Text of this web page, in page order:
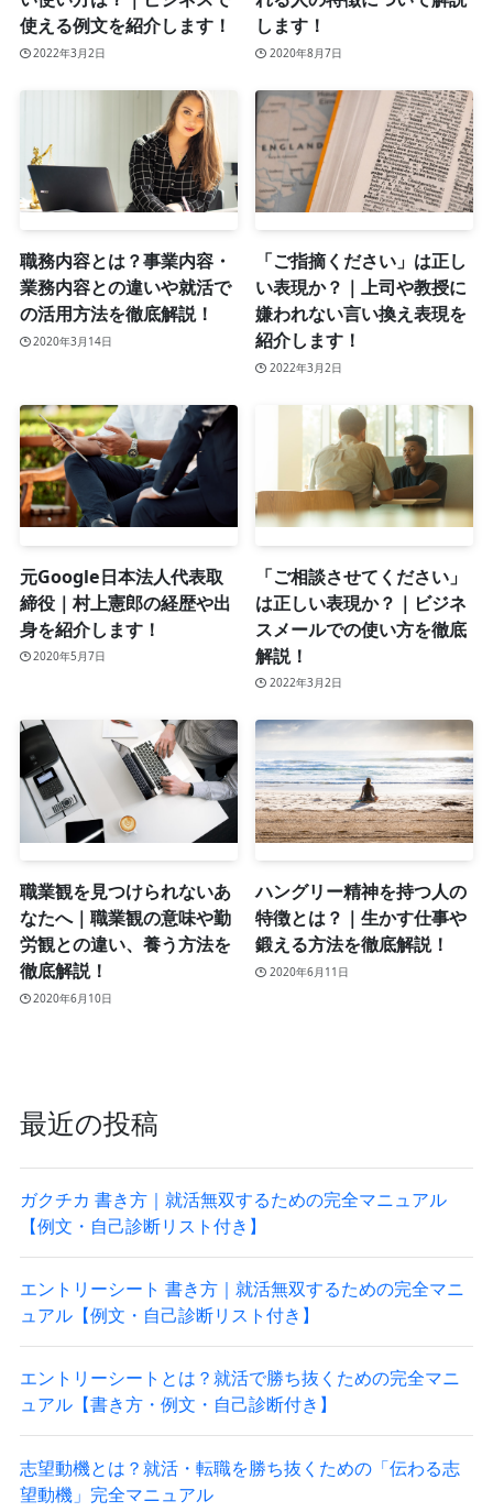
使える例文を紹介します！
2022年3月2日
します！
2020年8月7日
職務内容とは？事業内容・
業務内容との違いや就活で
の活用方法を徹底解説！
2020年3月14日
「ご指摘ください」は正し
い表現か？｜上司や教授に
嫌われない言い換え表現を
紹介します！
2022年3月2日
元Google日本法人代表取
締役｜村上憲郎の経歴や出
身を紹介します！
2020年5月7日
「ご相談させてください」
は正しい表現か？｜ビジネ
スメールでの使い方を徹底
解説！
2022年3月2日
職業観を見つけられないあ
なたへ｜職業観の意味や勤
労観との違い、養う方法を
徹底解説！
2020年6月10日
ハングリー精神を持つ人の
特徴とは？｜生かす仕事や
鍛える方法を徹底解説！
2020年6月11日
最近の投稿
ガクチカ 書き方｜就活無双するための完全マニュアル
【例文・自己診断リスト付き】
エントリーシート 書き方｜就活無双するための完全マニ
ュアル【例文・自己診断リスト付き】
エントリーシートとは？就活で勝ち抜くための完全マニ
ュアル【書き方・例文・自己診断付き】
志望動機とは？就活・転職を勝ち抜くための「伝わる志
望動機」完全マニュアル